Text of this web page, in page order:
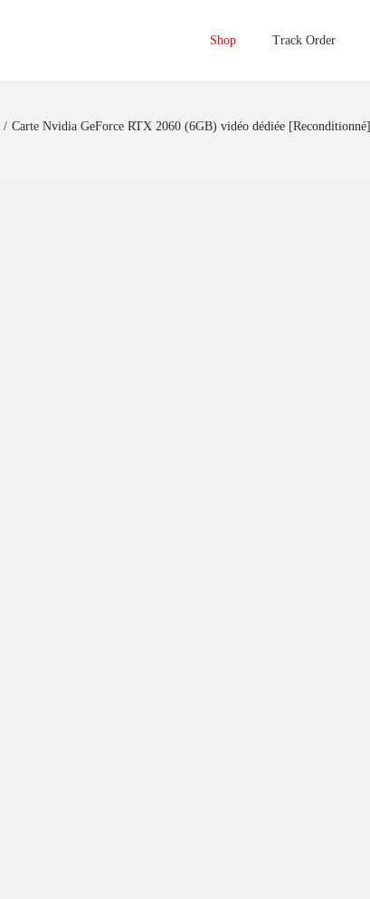
Shop Track Order
/ Carte Nvidia GeForce RTX 2060 (6GB) vidéo dédiée [Reconditionné]